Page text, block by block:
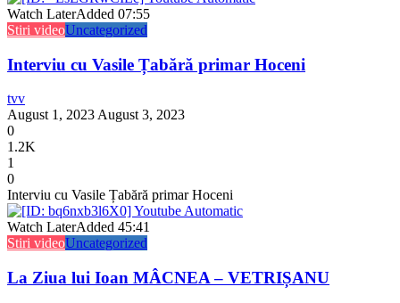
Watch LaterAdded 07:55
Stiri videoUncategorized
Interviu cu Vasile Țabără primar Hoceni
tvv
August 1, 2023 August 3, 2023
0
1.2K
1
0
Interviu cu Vasile Țabără primar Hoceni
Watch LaterAdded 45:41
Stiri videoUncategorized
La Ziua lui Ioan MÂCNEA – VETRIȘANU